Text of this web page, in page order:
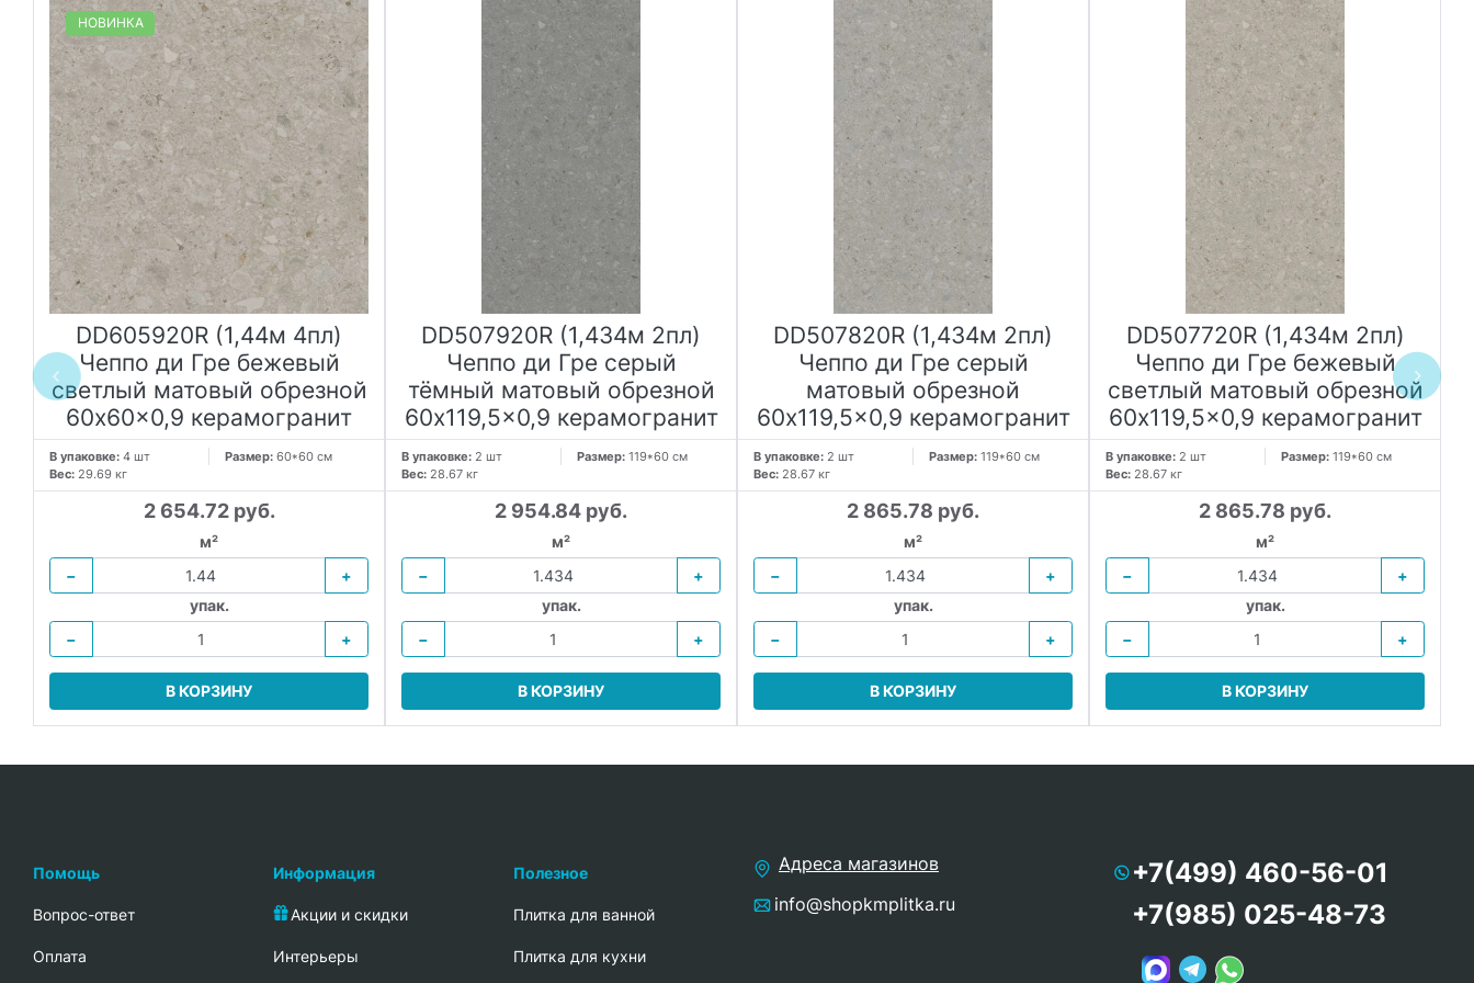
НОВИНКА
DD605920R (1,44м 4пл)
Чеппо ди Гре бежевый
светлый матовый обрезной
60x60x0,9 керамогранит
В упаковке: 4 шт Размер: 60*60 см
Вес: 29.69 кг
2 654.72 руб.
м²
−
+
упак.
−
+
В КОРЗИНУ
DD507920R (1,434м 2пл)
Чеппо ди Гре серый
тёмный матовый обрезной
60x119,5x0,9 керамогранит
В упаковке: 2 шт Размер: 119*60 см
Вес: 28.67 кг
2 954.84 руб.
м²
−
+
упак.
−
+
В КОРЗИНУ
DD507820R (1,434м 2пл)
Чеппо ди Гре серый
матовый обрезной
60x119,5x0,9 керамогранит
В упаковке: 2 шт Размер: 119*60 см
Вес: 28.67 кг
2 865.78 руб.
м²
−
+
упак.
−
+
В КОРЗИНУ
DD507720R (1,434м 2пл)
Чеппо ди Гре бежевый
светлый матовый обрезной
60x119,5x0,9 керамогранит
В упаковке: 2 шт Размер: 119*60 см
Вес: 28.67 кг
2 865.78 руб.
м²
−
+
упак.
−
+
В КОРЗИНУ
Помощь
Вопрос-ответ
Oплата
Информация
Акции и скидки
Интерьеры
Полезное
Плитка для ванной
Плитка для кухни
Адреса магазинов
info@shopkmplitka.ru
+7(499) 460-56-01
+7(985) 025-48-73